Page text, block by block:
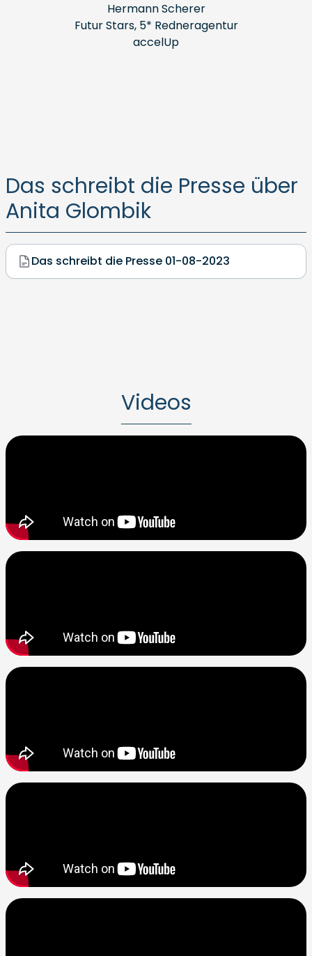
Hermann Scherer
Futur Stars, 5* Redneragentur
accelUp
Das schreibt die Presse über
Anita Glombik
Das schreibt die Presse 01-08-2023
Videos